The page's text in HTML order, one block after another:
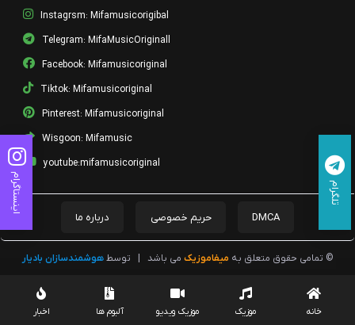
Instagrsm: Mifamusicorigibal
Telegram: MifaMusicOriginall
Facebook: Mifamusicoriginal
Tiktok: Mifamusicoriginal
Pinterest: Mifamusicoriginal
Wisgoon: Mifamusic
youtube:mifamusicoriginal
DMCA حریم خصوصی درباره ما
© تمامی حقوق متعلق به میفاموزیک می باشد توسطهوشمندسازان بادیار
خانه موزیک موزیک ویدیو آلبوم ها اخبار
اینستاگرام تلگرام